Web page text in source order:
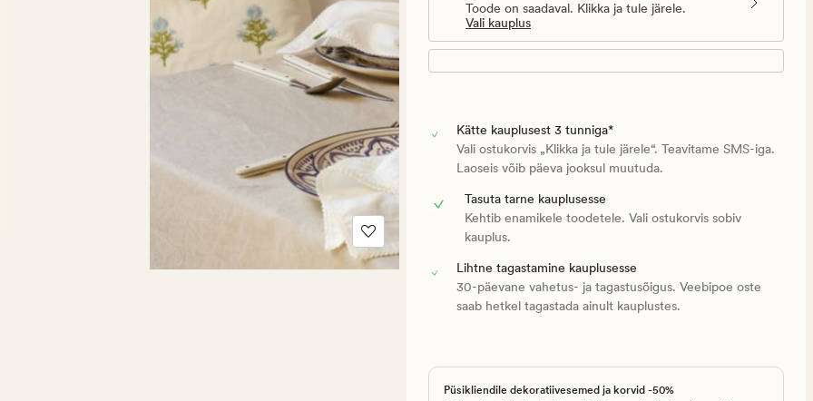
Toode on saadaval. Klikka ja tule järele.
Vali kauplus
Kätte kauplusest 3 tunniga*
Vali ostukorvis „Klikka ja tule järele“. Teavitame SMS-iga.
Laoseis võib päeva jooksul muutuda.
Tasuta tarne kauplusesse
Kehtib enamikele toodetele. Vali ostukorvis sobiv
kauplus.
Lihtne tagastamine kauplusesse
30-päevane vahetus- ja tagastusõigus. Veebipoe oste
saab hetkel tagastada ainult kauplustes.
Püsikliendile dekoratiivesemed ja korvid -50%